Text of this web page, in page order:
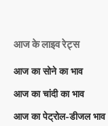
आज के लाइव रेट्स
आज का सोने का भाव
आज का चांदी का भाव
आज का पेट्रोल-डीजल भाव